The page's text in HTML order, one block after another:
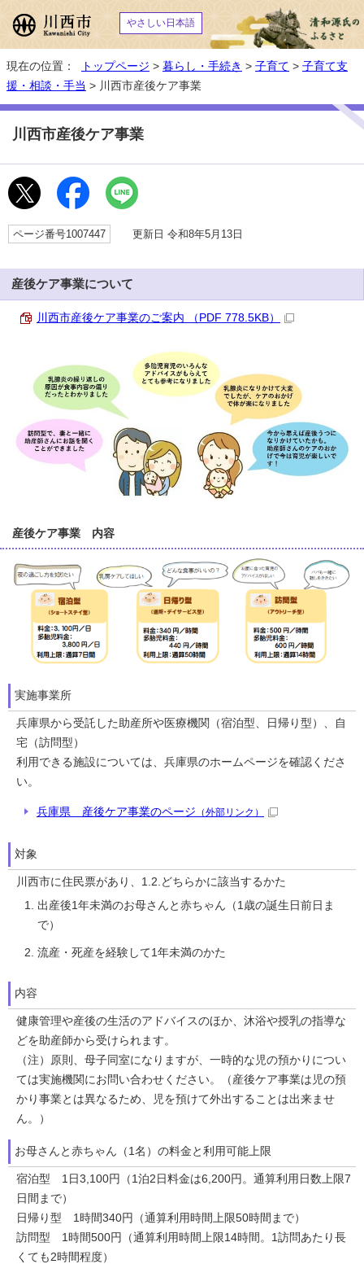
やさしい日本語
現在の位置： トップページ > 暮らし・手続き > 子育て > 子育て支
援・相談・手当 > 川西市産後ケア事業
川西市産後ケア事業
ページ番号1007447 更新日 令和8年5月13日
産後ケア事業について
川西市産後ケア事業のご案内 （PDF 778.5KB）
産後ケア事業 内容
実施事業所
兵庫県から受託した助産所や医療機関（宿泊型、日帰り型）、自
宅（訪問型）
利用できる施設については、兵庫県のホームページを確認くださ
い。
兵庫県 産後ケア事業のページ （外部リンク）
対象
川西市に住民票があり、1.2.どちらかに該当するかた
出産後1年未満のお母さんと赤ちゃん（1歳の誕生日前日ま
で）
流産・死産を経験して1年未満のかた
内容
健康管理や産後の生活のアドバイスのほか、沐浴や授乳の指導な
どを助産師から受けられます。
（注）原則、母子同室になりますが、一時的な児の預かりについ
ては実施機関にお問い合わせください。（産後ケア事業は児の預
かり事業とは異なるため、児を預けて外出することは出来ませ
ん。）
お母さんと赤ちゃん（1名）の料金と利用可能上限
宿泊型 1日3,100円（1泊2日料金は6,200円。通算利用日数上限7
日間まで）
日帰り型 1時間340円（通算利用時間上限50時間まで）
訪問型 1時間500円（通算利用時間上限14時間。1訪問あたり長
くても2時間程度）